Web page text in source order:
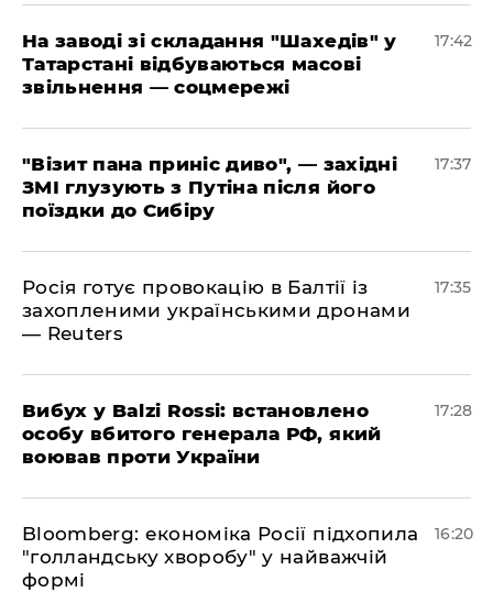
​На заводі зі складання "Шахедів" у
Татарстані відбуваються масові
звільнення — соцмережі
17:42
"Візит пана приніс диво", — західні
ЗМІ глузують з Путіна після його
поїздки до Сибіру
17:37
Росія готує провокацію в Балтії із
захопленими українськими дронами
— Reuters
17:35
​Вибух у Balzi Rossi: встановлено
особу вбитого генерала РФ, який
воював проти України
17:28
Bloomberg: економіка Росії підхопила
"голландську хворобу" у найважчій
формі
16:20